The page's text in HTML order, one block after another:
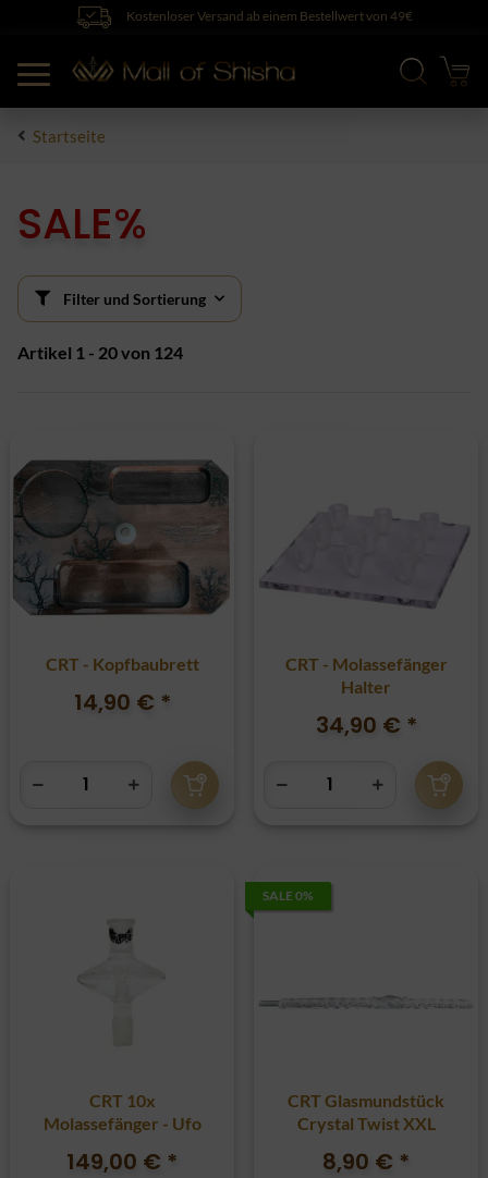
Kostenloser Versand ab einem Bestellwert von 49€
Startseite
SALE%
Filter und Sortierung
Artikel 1 - 20 von 124
CRT - Kopfbaubrett
14,90 € *
CRT - Molassefänger
Halter
34,90 € *
CRT 10x
Molassefänger - Ufo
149,00 € *
SALE 0%
CRT Glasmundstück
Crystal Twist XXL
8,90 € *